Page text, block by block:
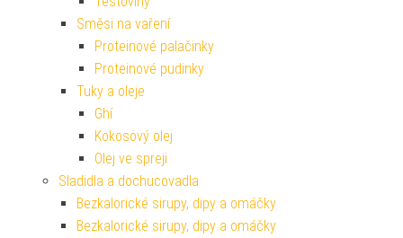
Směsi na vaření
Proteinové palačinky
Proteinové pudinky
Tuky a oleje
Ghí
Kokosový olej
Olej ve spreji
Sladidla a dochucovadla
Bezkalorické sirupy, dipy a omáčky
Bezkalorické sirupy, dipy a omáčky